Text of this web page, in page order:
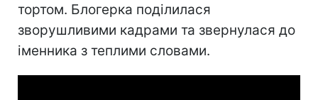
тортом. Блогерка поділилася
зворушливими кадрами та звернулася до
іменника з теплими словами.